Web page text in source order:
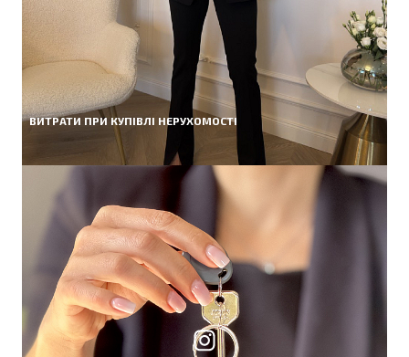
ВИТРАТИ ПРИ КУПІВЛІ НЕРУХОМОСТІ